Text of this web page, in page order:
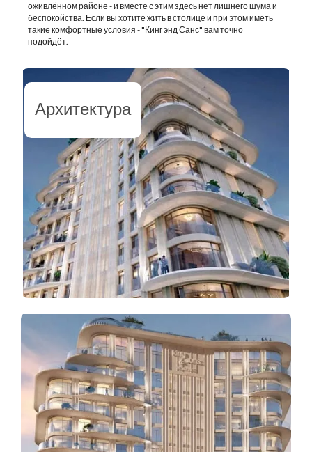
оживлённом районе - и вместе с этим здесь нет лишнего шума и
беспокойства. Если вы хотите жить в столице и при этом иметь
такие комфортные условия - "Кинг энд Санс" вам точно
подойдёт.
Архитектура